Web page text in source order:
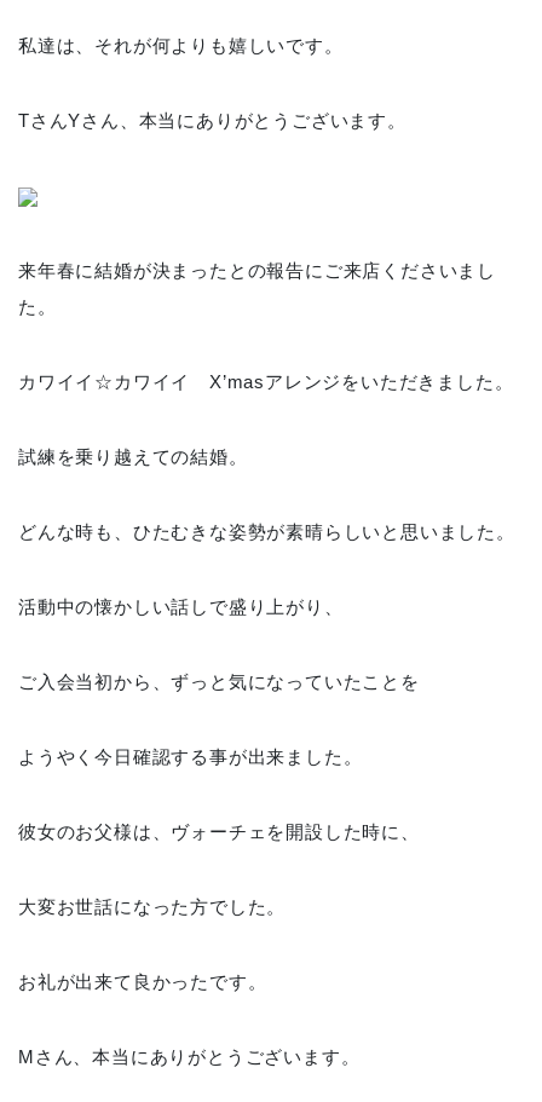
私達は、それが何よりも嬉しいです。
TさんYさん、本当にありがとうございます。
来年春に結婚が決まったとの報告にご来店くださいまし
た。
カワイイ☆カワイイ X’masアレンジをいただきました。
試練を乗り越えての結婚。
どんな時も、ひたむきな姿勢が素晴らしいと思いました。
活動中の懐かしい話しで盛り上がり、
ご入会当初から、ずっと気になっていたことを
ようやく今日確認する事が出来ました。
彼女のお父様は、ヴォーチェを開設した時に、
大変お世話になった方でした。
お礼が出来て良かったです。
Mさん、本当にありがとうございます。